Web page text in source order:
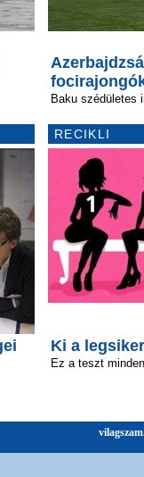
Baku szédületes
RECIKLI
Ki a
Ez a teszt